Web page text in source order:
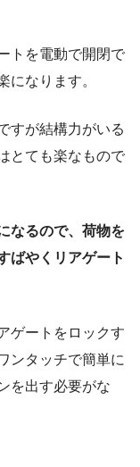
トを電動で開閉で
になります。
すが結構力がいる
とても楽なもので
なるので、荷物を
ばやくリアゲート
ゲートをロックす
ンタッチで簡単に
を出す必要がな